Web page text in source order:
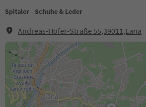
Spitaler - Schuhe & Leder
Andreas-Hofer-Straße 55,39011,Lana